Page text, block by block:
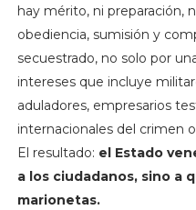
hay mérito, ni preparación,
obediencia, sumisión y
secuestrado, no solo por
intereses que incluye
aduladores, empresarios
internacionales del crimen
El resultado: el Estado
a los ciudadanos, sino a
marionetas.